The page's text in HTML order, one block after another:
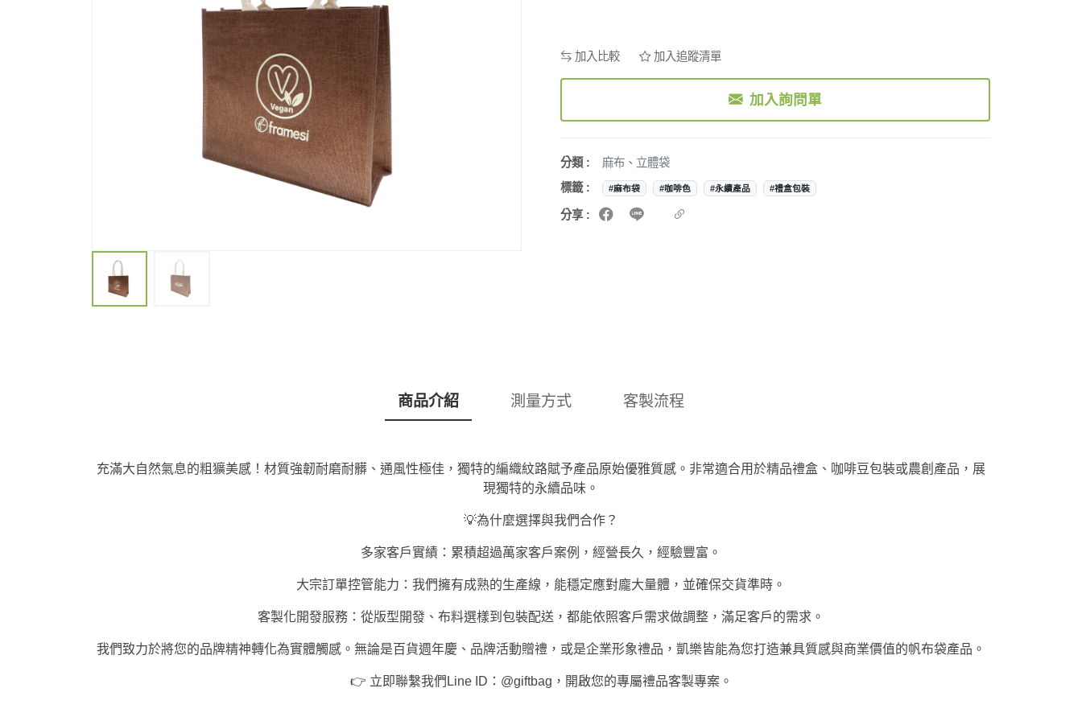
加入比較 加入追蹤清單
加入詢問單
分類 : 麻布 、 立體袋
標籤 :
#麻布袋 #咖啡色 #永續產品 #禮盒包裝
分享 :
商品介紹 測量方式 客製流程
充滿大自然氣息的粗獷美感！材質強韌耐磨耐髒、通風性極佳，獨特的編織紋路賦予產品原始優雅質感。非常適合用於精品禮盒、咖啡豆包裝或農創產品，展
現獨特的永續品味。
💡為什麼選擇與我們合作？
多家客戶實績：累積超過萬家客戶案例，經營長久，經驗豐富。
大宗訂單控管能力：我們擁有成熟的生產線，能穩定應對龐大量體，並確保交貨準時。
客製化開發服務：從版型開發、布料選樣到包裝配送，都能依照客戶需求做調整，滿足客戶的需求。
我們致力於將您的品牌精神轉化為實體觸感。無論是百貨週年慶、品牌活動贈禮，或是企業形象禮品，凱樂皆能為您打造兼具質感與商業價值的帆布袋產品。
👉 立即聯繫我們Line ID：@giftbag，開啟您的專屬禮品客製專案。